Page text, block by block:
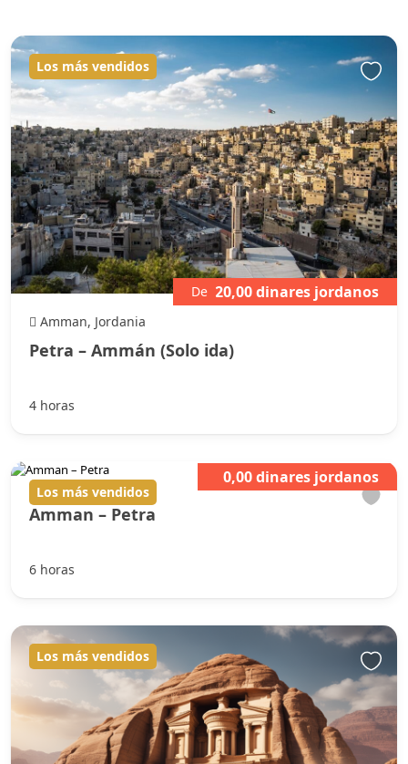
Los más vendidos
Amman, Jordania
Petra – Ammán (Solo ida)
De 20,00 dinares jordanos
4 horas
Los más vendidos
Amman – Petra
0,00 dinares jordanos
6 horas
Los más vendidos